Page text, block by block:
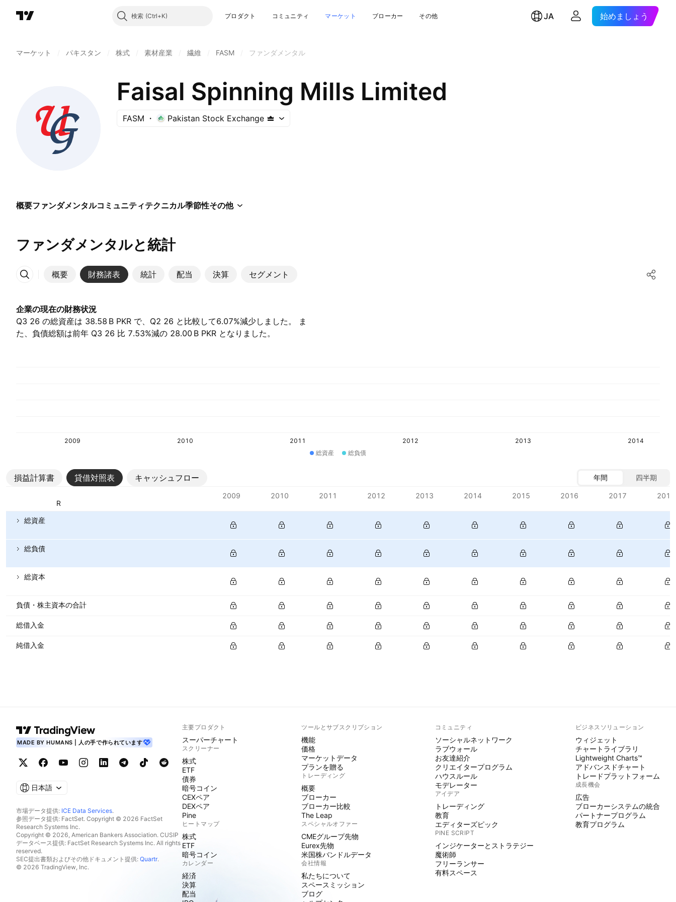
検索 プロダクト コミュニティ マーケット ブローカー その他 JA 始めましょう
マーケット パキスタン 株式 素材産業 繊維 FASM ファンダメンタル
Faisal Spinning Mills Limited
FASM Pakistan Stock Exchange
概要ファンダメンタルコミュニティテクニカル季節性その他
ファンダメンタルと統計
概要 財務諸表 統計 配当 決算 セグメント
その他
企業の現在の財務状況
Q3 26 の総資産は ‪38.58 B‬ PKR で、Q2 26 と比較して6.07%減少しました。 ま
た、負債総額は前年 Q3 26 比 7.53%減の ‪28.00 B‬ PKR となりました。
2009 2010 2011 2012 2013
2014
総資産
総負債
損益計算書 貸借対照表 キャッシュフロー 年間
四半期
通貨: PKR
2009 2010 2011 2012 2013 2014 2015 2016 2017 2018
総資産
総負債
総資本
負債・株主資本の合計
総借入金
純借入金
MADE BY HUMANS | 人の手で作られています
日本語
市場データ提供: ICE Data Services.
参照データ提供: FactSet. Copyright © 2026 FactSet
Research Systems Inc.
Copyright © 2026, American Bankers Association. CUSIP
データベース提供: FactSet Research Systems Inc. All rights
reserved.
SEC提出書類およびその他ドキュメント提供: Quartr.
© 2026 TradingView, Inc.
主要プロダクト
スーパーチャート
スクリーナー
株式
ETF
債券
暗号コイン
CEXペア
DEXペア
Pine
ヒートマップ
株式
ETF
暗号コイン
カレンダー
経済
決算
配当
ツールとサブスクリプション
機能
価格
マーケットデータ
プランを贈る
トレーディング
概要
ブローカー
ブローカー比較
The Leap
スペシャルオファー
CMEグループ先物
Eurex先物
米国株バンドルデータ
会社情報
私たちについて
スペースミッション
ブログ
コミュニティ
ソーシャルネットワーク
ラブウォール
お友達紹介
クリエイタープログラム
ハウスルール
モデレーター
アイデア
トレーディング
教育
エディターズピック
PINE SCRIPT
インジケーターとストラテジー
魔術師
フリーランサー
有料スペース
ビジネスソリューション
ウィジェット
チャートライブラリ
Lightweight Charts™
アドバンスドチャート
トレードプラットフォーム
成長機会
広告
ブローカーシステムの統合
パートナープログラム
教育プログラム